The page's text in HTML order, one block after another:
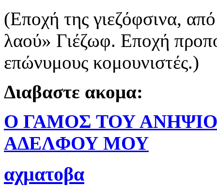
(Εποχή της γιεζόφσινα,
λαού» Γιέζωφ. Εποχή
επώνυμους κομουνιστές.)
Διαβαστε ακομα:
Ο ΓΑΜΟΣ ΤΟΥ
ΑΔΕΛΦΟΥ ΜΟΥ
αχματοβα